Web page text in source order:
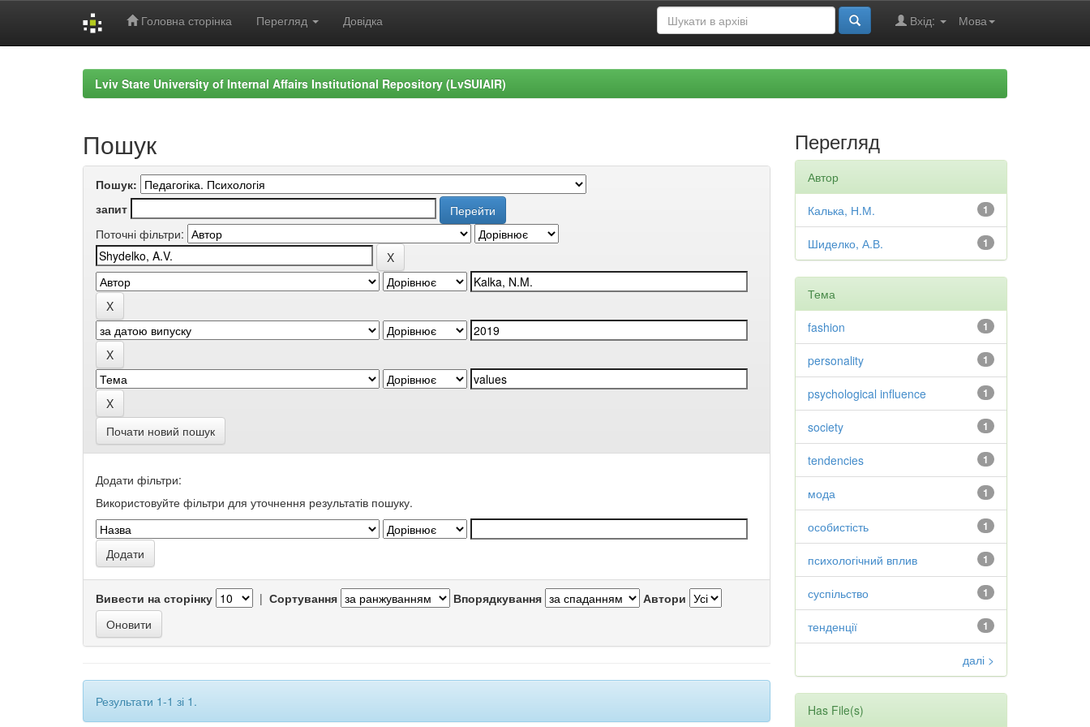
Головна сторінка Перегляд Довідка Мова
Вхід:
Lviv State University of Internal Affairs Institutional Repository (LvSUIAIR)
Пошук
Пошук:
запит
Поточні фільтри:
Почати новий пошук
Додати фільтри:
Використовуйте фільтри для уточнення результатів пошуку.
Вивести на сторінку | Сортування Впорядкування Автори
Результати 1-1 зі 1.
Перегляд
Автор
1
Калька, Н.М.
1
Шиделко, А.В.
Тема
1
fashion
1
personality
1
psychological influence
1
society
1
tendencies
1
мода
1
особистість
1
психологічний вплив
1
суспільство
1
тенденції
далі >
Has File(s)